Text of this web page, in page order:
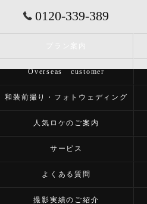
0120-339-389
Overseas customer
和装前撮り・フォトウェディング
人気ロケのご案内
サービス
よくある質問
撮影実績のご紹介